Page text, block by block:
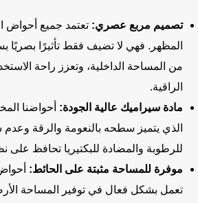
تصميم مربع عصري: تعتمد جميع أحواض
المظهر. فهي لا تضيف فقط تأثيرًا بصريًا
من المساحة الداخلية، وتعزز راحة
الراقية.
مادة سيراميك عالية الجودة: أحواضنا
الذي يتميز سطحه بالنعومة والرقة
للرطوبة والمضادة للبكتيريا تحافظ على
موفرة للمساحة مثبتة على الحائط:
تعمل بشكل فعال في توفير المساحة